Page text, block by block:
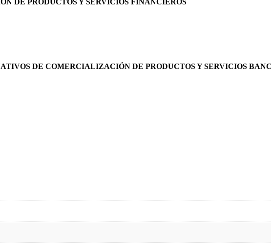
DE COMERCIALIZACIÓN DE PRODUCTOS Y SERVICIOS